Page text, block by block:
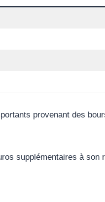
provenant des
supplémentaires à son